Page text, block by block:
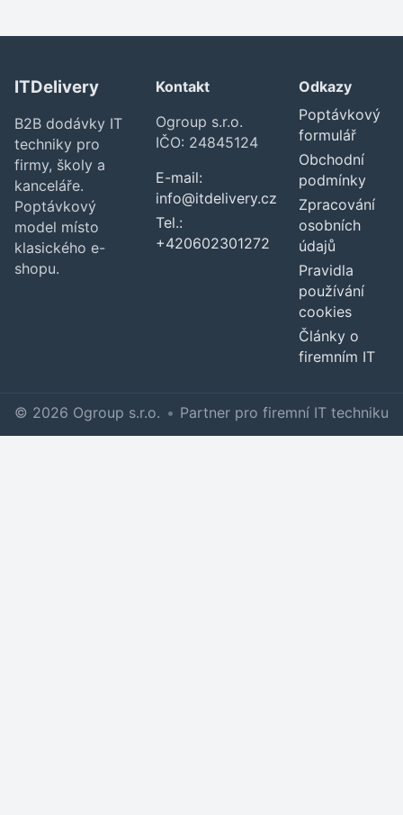
ITDelivery
B2B dodávky IT
techniky pro
firmy, školy a
kanceláře.
Poptávkový
model místo
klasického e-
shopu.
Kontakt
Ogroup s.r.o.
IČO: 24845124
E-mail:
info@itdelivery.cz
Tel.:
+420602301272
Odkazy
Poptávkový
formulář
Obchodní
podmínky
Zpracování
osobních
údajů
Pravidla
používání
cookies
Články o
firemním IT
© 2026 Ogroup s.r.o. • Partner pro firemní IT techniku